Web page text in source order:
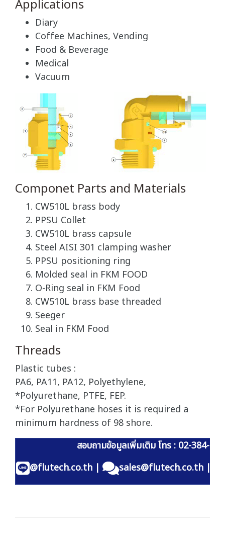
Applications
Diary
Coffee Machines, Vending
Food & Beverage
Medical
Vacuum
Componet Parts and Materials
CW510L brass body
PPSU Collet
CW510L brass capsule
Steel AISI 301 clamping washer
PPSU positioning ring
Molded seal in FKM FOOD
O-Ring seal in FKM Food
CW510L brass base threaded
Seeger
Seal in FKM Food
Threads
Plastic tubes :
PA6, PA11, PA12, Polyethylene,
*Polyurethane, PTFE, FEP.
*For Polyurethane hoses it is required a
minimum hardness of 98 shore.
สอบถามข้อมูลเพิ่มเติม โทร : 02-384-
@flutech.co.th| sales@flutech.co.th |